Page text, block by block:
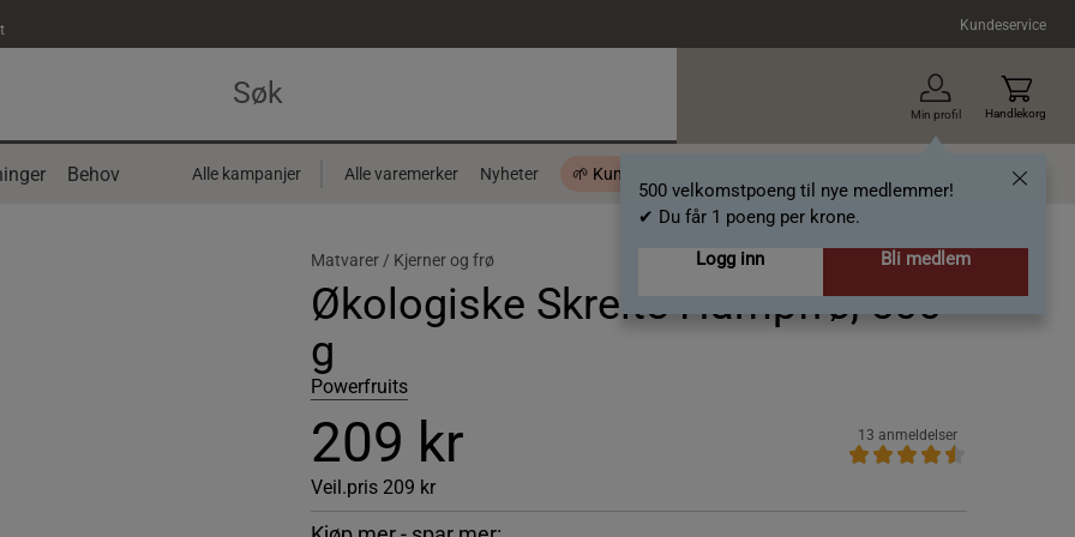
Kundeservice
Min profil
500 velkomstpoeng til nye medlemmer!
✔ Du får 1 poeng per krone.
Logg inn
Bli medlem
Handlekorg
Behov Alle kampanjer Alle varemerker Nyheter 🌱 Kundeklubb - 500 velkomstpoeng Gavekort
Matvarer / Kjerner og frø
Økologiske Skrelte Hampfrø, 500
g
Powerfruits
209 kr
Veil.pris 209 kr
13 anmeldelser